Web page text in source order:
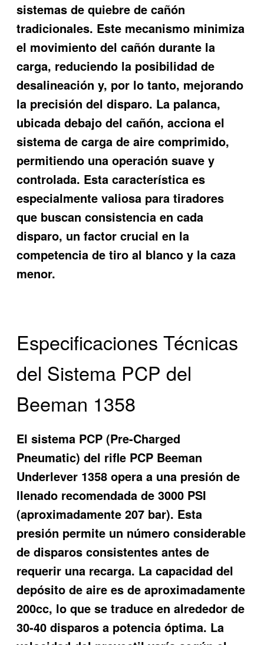
sistemas de quiebre de cañón
tradicionales. Este mecanismo minimiza
el movimiento del cañón durante la
carga, reduciendo la posibilidad de
desalineación y, por lo tanto, mejorando
la precisión del disparo. La palanca,
ubicada debajo del cañón, acciona el
sistema de carga de aire comprimido,
permitiendo una operación suave y
controlada. Esta característica es
especialmente valiosa para tiradores
que buscan consistencia en cada
disparo, un factor crucial en la
competencia de tiro al blanco y la caza
menor.
Especificaciones Técnicas
del Sistema PCP del
Beeman 1358
El sistema PCP (Pre-Charged
Pneumatic) del rifle PCP Beeman
Underlever 1358 opera a una presión de
llenado recomendada de 3000 PSI
(aproximadamente 207 bar). Esta
presión permite un número considerable
de disparos consistentes antes de
requerir una recarga. La capacidad del
depósito de aire es de aproximadamente
200cc, lo que se traduce en alrededor de
30-40 disparos a potencia óptima. La